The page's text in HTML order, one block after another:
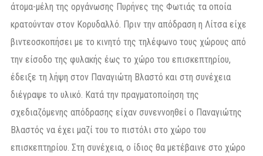
άτομα-μέλη της οργάνωσης Πυρήνες της Φωτιάς τα οποία
κρατούνταν στον Κορυδαλλό. Πριν την απόδραση η Λίτσα είχε
βιντεοσκοπήσει με το κινητό της τηλέφωνο τους χώρους από
την είσοδο της φυλακής έως το χώρο του επισκεπτηρίου,
έδειξε τη λήψη στον Παναγιώτη Βλαστό και στη συνέχεια
διέγραψε το υλικό. Κατά την πραγματοποίηση της
σχεδιαζόμενης απόδρασης είχαν συνεννοηθεί ο Παναγιώτης
Βλαστός να έχει μαζί του το πιστόλι στο χώρο του
επισκεπτηρίου. Στη συνέχεια, ο ίδιος θα μετέβαινε στο χώρο